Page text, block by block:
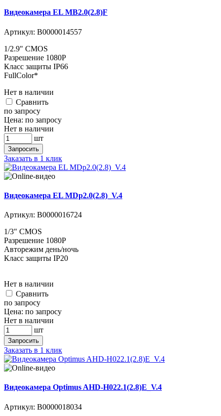
Видеокамера EL MB2.0(2.8)F
Артикул: В0000014557
1/2.9" CMOS
Разрешение 1080P
Класс защиты IP66
FullColor*
Нет в наличии
Cравнить
по запросу
Цена: по запросу
Нет в наличии
шт
Запросить
Заказать в 1 клик
Видеокамера EL MDp2.0(2.8)_V.4
Артикул: В0000016724
1/3" CMOS
Разрешение 1080P
Авторежим день/ночь
Класс защиты IP20
Нет в наличии
Cравнить
по запросу
Цена: по запросу
Нет в наличии
шт
Запросить
Заказать в 1 клик
Видеокамера Optimus AHD-H022.1(2.8)E_V.4
Артикул: В0000018034